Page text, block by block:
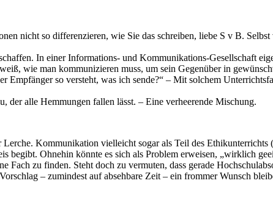
nicht so differenzieren, wie Sie das schreiben, liebe S v B.
In einer Informations- und Kommunikations-Gesellschaft
wie man kommunizieren muss, um sein Gegenüber in
Empfänger so versteht, was ich sende?“ – Mit solchem
der alle Hemmungen fallen lässt. – Eine verheerende Mischung.
Kommunikation vielleicht sogar als Teil des
begibt. Ohnehin könnte es sich als Problem erweisen, „wirklich
Fach zu finden. Steht doch zu vermuten, dass gerade
– zumindest auf absehbare Zeit – ein frommer Wunsch